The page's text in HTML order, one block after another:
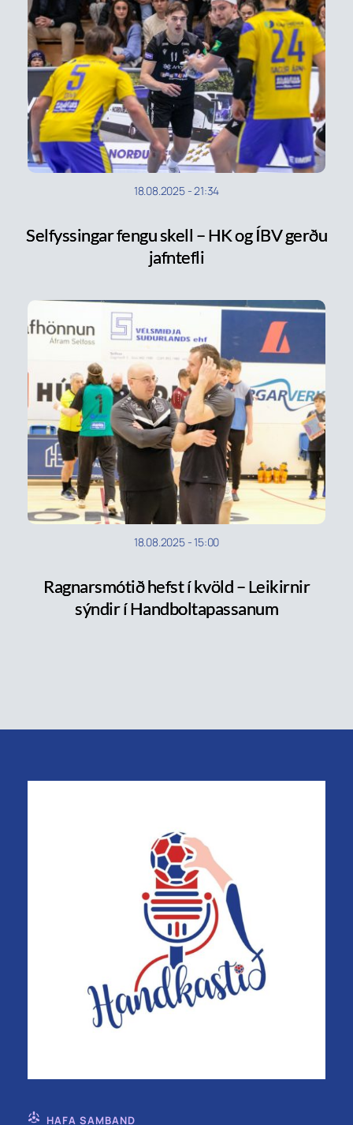
18.08.2025-21:34
Selfyssingar fengu skell – HK og ÍBV gerðu
jafntefli
18.08.2025-15:00
Ragnarsmótið hefst í kvöld – Leikirnir
sýndir í Handboltapassanum
HAFA SAMBAND